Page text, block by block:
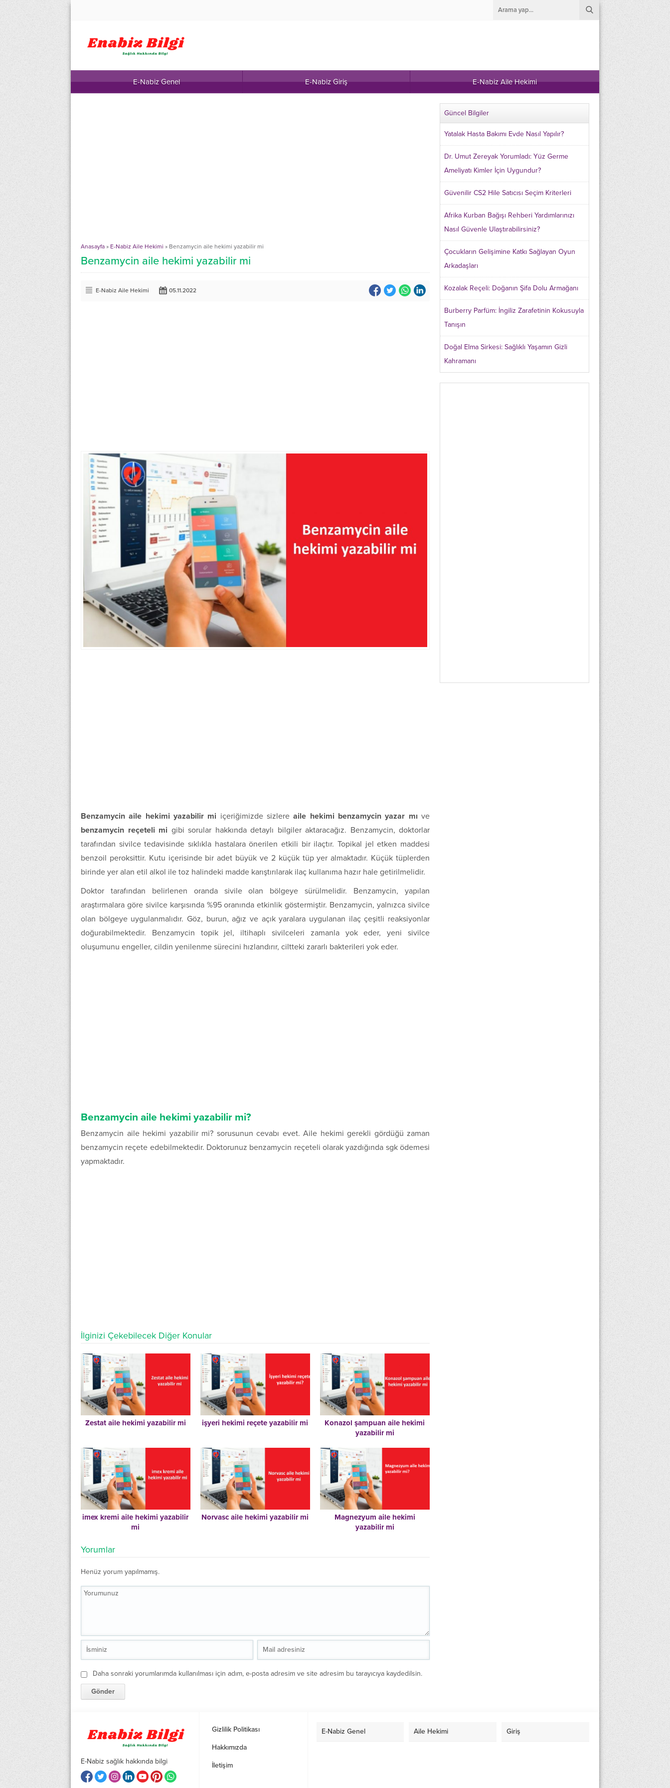
E-Nabiz Genel E-Nabiz Giriş E-Nabiz Aile Hekimi
Anasayfa » E-Nabiz Aile Hekimi » Benzamycin aile hekimi yazabilir mi
Benzamycin aile hekimi yazabilir mi
E-Nabiz Aile Hekimi 05.11.2022
Benzamycin aile hekimi yazabilir mi içeriğimizde sizlereaile hekimi benzamycin yazar mı ve
benzamycin reçeteli mi gibi sorular hakkında detaylı bilgiler aktaracağız. Benzamycin, doktorlar
tarafından sivilce tedavisinde sıklıkla hastalara önerilen etkili bir ilaçtır. Topikal jel etken maddesi
benzoil peroksittir. Kutu içerisinde bir adet büyük ve 2 küçük tüp yer almaktadır. Küçük tüplerden
birinde yer alan etil alkol ile toz halindeki madde karıştırılarak ilaç kullanıma hazır hale getirilmelidir.
Doktor tarafından belirlenen oranda sivile olan bölgeye sürülmelidir. Benzamycin, yapılan
araştırmalara göre sivilce karşısında %95 oranında etkinlik göstermiştir. Benzamycin, yalnızca sivilce
olan bölgeye uygulanmalıdır. Göz, burun, ağız ve açık yaralara uygulanan ilaç çeşitli reaksiyonlar
doğurabilmektedir. Benzamycin topik jel, iltihaplı sivilceleri zamanla yok eder, yeni sivilce
oluşumunu engeller, cildin yenilenme sürecini hızlandırır, ciltteki zararlı bakterileri yok eder.
Benzamycin aile hekimi yazabilir mi?
Benzamycin aile hekimi yazabilir mi? sorusunun cevabı evet. Aile hekimi gerekli gördüğü zaman
benzamycin reçete edebilmektedir. Doktorunuz benzamycin reçeteli olarak yazdığında sgk ödemesi
yapmaktadır.
İlginizi Çekebilecek Diğer Konular
Zestat aile hekimi yazabilir mi işyeri hekimi reçete yazabilir mi
Konazol şampuan aile hekimi
yazabilir mi
imex kremi aile hekimi yazabilir
mi
Norvasc aile hekimi yazabilir mi
Magnezyum aile hekimi
yazabilir mi
Yorumlar
Henüz yorum yapılmamış.
Daha sonraki yorumlarımda kullanılması için adım, e-posta adresim ve site adresim bu tarayıcıya kaydedilsin.
Güncel Bilgiler
Yatalak Hasta Bakımı Evde Nasıl Yapılır?
Dr. Umut Zereyak Yorumladı: Yüz Germe
Ameliyatı Kimler İçin Uygundur?
Güvenilir CS2 Hile Satıcısı Seçim Kriterleri
Afrika Kurban Bağışı Rehberi Yardımlarınızı
Nasıl Güvenle Ulaştırabilirsiniz?
Çocukların Gelişimine Katkı Sağlayan Oyun
Arkadaşları
Kozalak Reçeli: Doğanın Şifa Dolu Armağanı
Burberry Parfüm: İngiliz Zarafetinin Kokusuyla
Tanışın
Doğal Elma Sirkesi: Sağlıklı Yaşamın Gizli
Kahramanı
E-Nabiz sağlık hakkında bilgi
Gizlilik Politikası
Hakkımızda
İletişim
E-Nabiz Genel Aile Hekimi Giriş